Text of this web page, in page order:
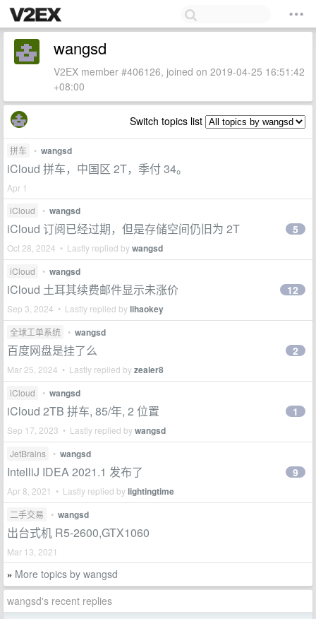
wangsd
V2EX member #406126, joined on 2019-04-25 16:51:42
+08:00
Switch topics list
拼车 • wangsd
iCloud 拼车，中国区 2T，季付 34。
Apr 1
iCloud
• wangsd
iCloud 订阅已经过期，但是存储空间仍旧为 2T
Oct 28, 2024 • Lastly replied bywangsd
5
iCloud • wangsd
iCloud 土耳其续费邮件显示未涨价
Sep 3, 2024 • Lastly replied bylihaokey
12
全球工单系统 • wangsd
百度网盘是挂了么
Mar 25, 2024 • Lastly replied byzealer8
2
iCloud • wangsd
iCloud 2TB 拼车, 85/年, 2 位置
Sep 17, 2023 • Lastly replied bywangsd
1
JetBrains • wangsd
IntelliJ IDEA 2021.1 发布了
Apr 8, 2021 • Lastly replied bylightingtime
9
二手交易 • wangsd
出台式机 R5-2600,GTX1060
Mar 13, 2021
» More topics by wangsd
wangsd's recent replies